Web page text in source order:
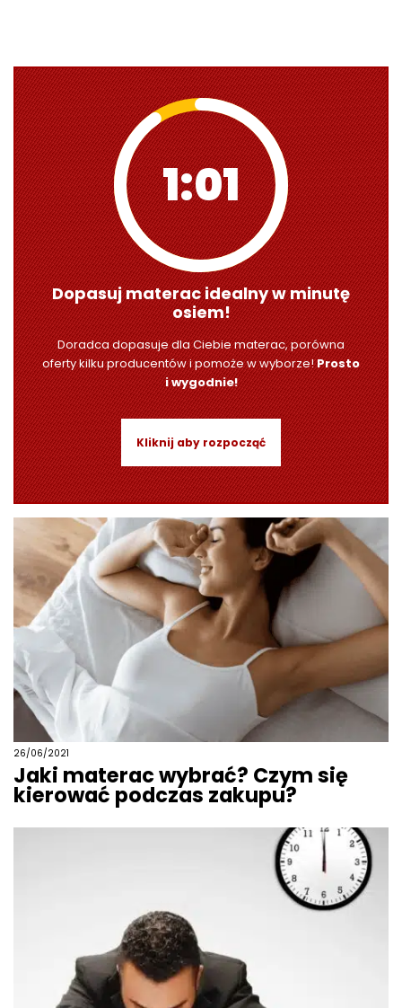
0:59
Dopasuj materac idealny w minutę
osiem!
Doradca dopasuje dla Ciebie materac, porówna
oferty kilku producentów i pomoże w wyborze!Prosto
i wygodnie!
Kliknij aby rozpocząć
26/06/2021
Jaki materac wybrać? Czym się
kierować podczas zakupu?